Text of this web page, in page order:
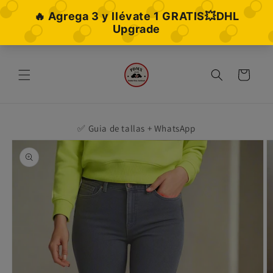
Ir
directamente
al contenido
Carrito
✅ Guia de tallas + WhatsApp
directamente
a la
información
del producto